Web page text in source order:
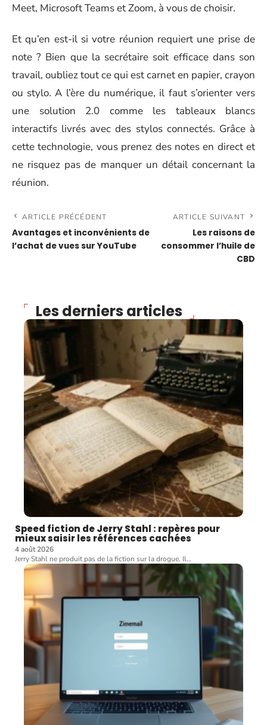
Meet, Microsoft Teams et Zoom, à vous de choisir.
Et qu’en est-il si votre réunion requiert une prise de
note ? Bien que la secrétaire soit efficace dans son
travail, oubliez tout ce qui est carnet en papier, crayon
ou stylo. A l’ère du numérique, il faut s’orienter vers
une solution 2.0 comme les tableaux blancs
interactifs livrés avec des stylos connectés. Grâce à
cette technologie, vous prenez des notes en direct et
ne risquez pas de manquer un détail concernant la
réunion.
ARTICLE PRÉCÉDENT
Avantages et inconvénients de
l’achat de vues sur YouTube
ARTICLE SUIVANT
Les raisons de
consommer l’huile de
CBD
Les derniers articles
Speed fiction de Jerry Stahl : repères pour
mieux saisir les références cachées
4 août 2026
Jerry Stahl ne produit pas de la fiction sur la drogue. Il…